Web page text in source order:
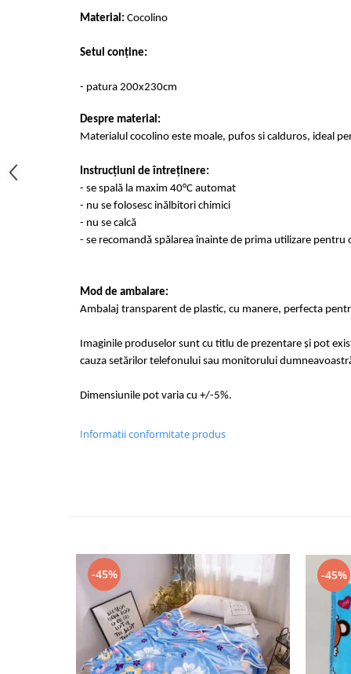
Cearceaf cu elastic 4 piese
Lenjerii Catifea
Lenjerii Pufoase Fluffy/ Rabbit
Bumbac Neted Nesatinat
Bumbac 100% Poplin Hobby
Bumbac 100%
Lenjerii Satin Premium
Lenjerii Jacquard
Lenjerii Creponate
Lenjerii pentru PASTE
Set Lenjerie + Draperii Pat Dublu
Huse De Pat Tricotate 160x200cm
Huse Impermeabile
Material: Cocolino
Setul conține:
- patura 200x230cm
Despre material:
Materialul cocolino este moale, pufos si calduros, ideal
Instrucțiuni de întreținere:
- se spală la maxim 40°C automat
- nu se folosesc inălbitori chimici
- nu se calcă
- se recomandă spălarea înainte de prima utilizare pentru
Mod de ambalare:
Ambalaj transparent de plastic, cu manere, perfecta
Imaginile produselor sunt cu titlu de prezentare și pot
cauza setărilor telefonului sau monitorului
Dimensiunile pot varia cu +/-5%.
Informatii conformitate produs
-45% -45%